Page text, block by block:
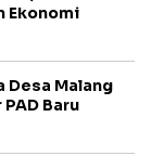
Ekonomi
Desa Malang
Baru